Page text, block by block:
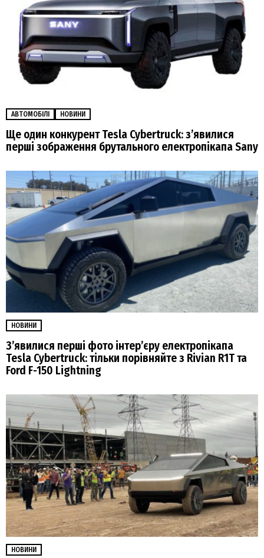
АВТОМОБІЛІ НОВИНИ
Ще один конкурент Tesla Cybertruck: зʼявилися
перші зображення брутального електропікапа Sany
НОВИНИ
Зʼявилися перші фото інтерʼєру електропікапа
Tesla Cybertruck: тільки порівняйте з Rivian R1T та
Ford F-150 Lightning
НОВИНИ